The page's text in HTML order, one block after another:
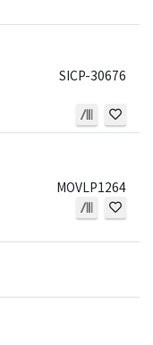
SICP-30676
MOVLP1264